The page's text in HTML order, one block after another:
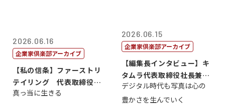
2026.06.16
企業家倶楽部アーカイブ
【私の信条】ファーストリ
テイリング 代表取締役会
長兼社長 柳...
真っ当に生きる
2026.06.15
企業家倶楽部アーカイブ
【編集長インタビュー】キ
タムラ代表取締役社長兼Ｃ
ＯＯ 武川 ...
デジタル時代も写真は心の
豊かさを生んでいく